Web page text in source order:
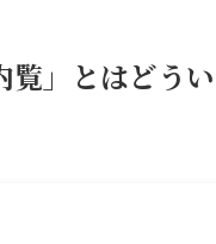
覧」とはどう